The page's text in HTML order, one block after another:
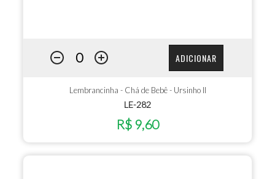
ADICIONAR
Lembrancinha - Chá de Bebê - Ursinho II
LE-282
R$ 9,60